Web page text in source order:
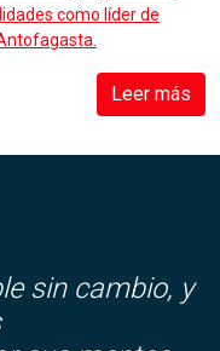
como líder de
Leer más
sin cambio, y